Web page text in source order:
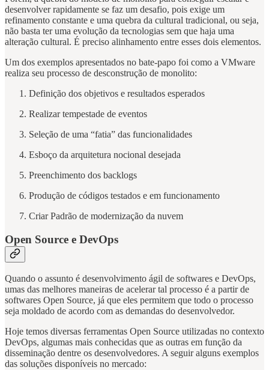
desenvolver rapidamente se faz um desafio, pois exige um
refinamento constante e uma quebra da cultural tradicional, ou seja,
não basta ter uma evolução da tecnologias sem que haja uma
alteração cultural. É preciso alinhamento entre esses dois elementos.
Um dos exemplos apresentados no bate-papo foi como a VMware
realiza seu processo de desconstrução de monolito:
Definição dos objetivos e resultados esperados
Realizar tempestade de eventos
Seleção de uma “fatia” das funcionalidades
Esboço da arquitetura nocional desejada
Preenchimento dos backlogs
Produção de códigos testados e em funcionamento
Criar Padrão de modernização da nuvem
Open Source e DevOps
Quando o assunto é desenvolvimento ágil de softwares e DevOps,
umas das melhores maneiras de acelerar tal processo é a partir de
softwares Open Source, já que eles permitem que todo o processo
seja moldado de acordo com as demandas do desenvolvedor.
Hoje temos diversas ferramentas Open Source utilizadas no contexto
DevOps, algumas mais conhecidas que as outras em função da
disseminação dentre os desenvolvedores. A seguir alguns exemplos
das soluções disponíveis no mercado: